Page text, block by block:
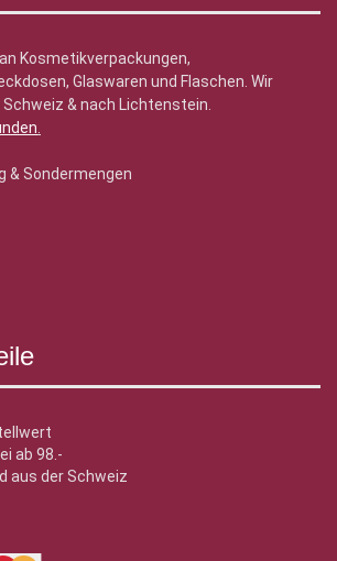
Kosmetikverpackungen,
Glaswaren und Flaschen. Wir
Schweiz & nach Lichtenstein.
.
& Sondermengen
ab 98.-
aus der Schweiz